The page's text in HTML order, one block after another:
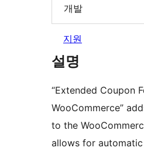
개발
지원
설명
“Extended Coupon
WooCommerce”
to the
allows for